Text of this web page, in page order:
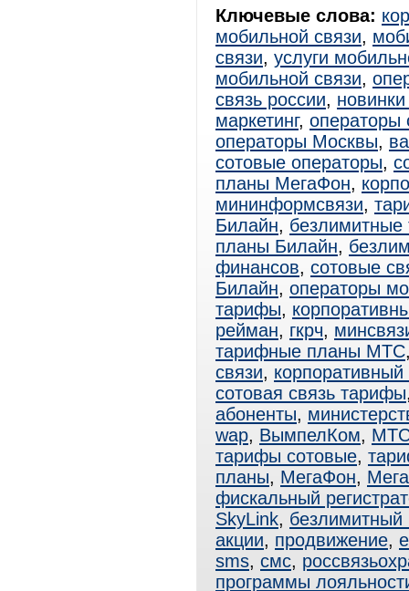
Ключевые слова:
мобильной связи,
связи, услуги
мобильной связи,
связь россии,
маркетинг, операторы
операторы Москвы,
сотовые операторы,
планы МегаФон,
мининформсвязи,
Билайн,
планы Билайн,
финансов, сотовые
Билайн, операторы
тарифы,
рейман, гкрч,
тарифные планы МТС
связи,
сотовая связь тарифы
абоненты,
wap, ВымпелКом,
тарифы сотовые,
планы, МегаФон,
фискальный
SkyLink, безлимитный
акции, продвижение,
sms, смс,
программы